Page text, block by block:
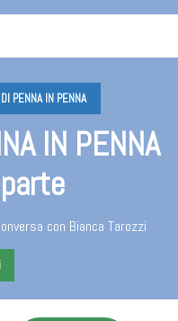
DI PENNA IN PENNA
IN PENNA
con Bianca Tarozzi